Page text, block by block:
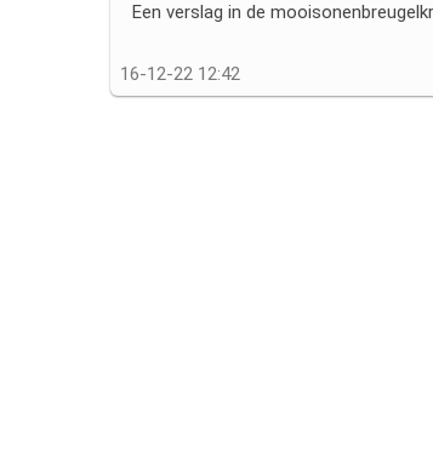
Een verslag in de
16-12-22 12:42